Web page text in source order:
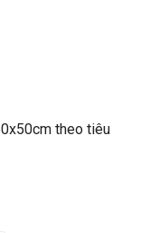
theo tiêu